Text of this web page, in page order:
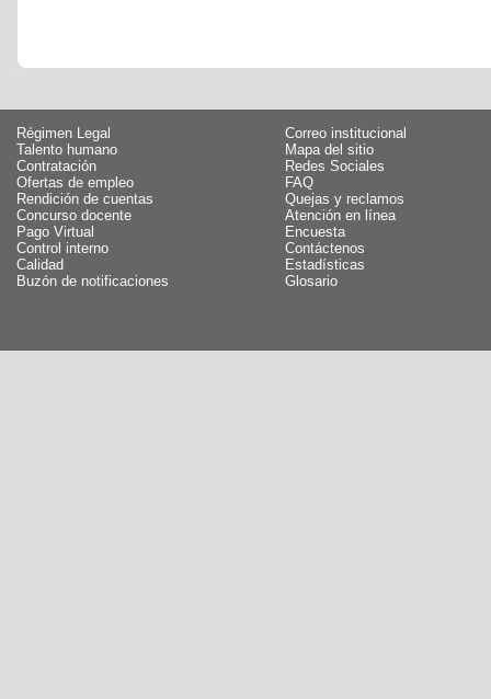
Régimen Legal
Talento humano
Contratación
Ofertas de empleo
Rendición de cuentas
Concurso docente
Pago Virtual
Control interno
Calidad
Buzón de notificaciones
Correo institucional
Mapa del sitio
Redes Sociales
FAQ
Quejas y reclamos
Atención en línea
Encuesta
Contáctenos
Estadísticas
Glosario